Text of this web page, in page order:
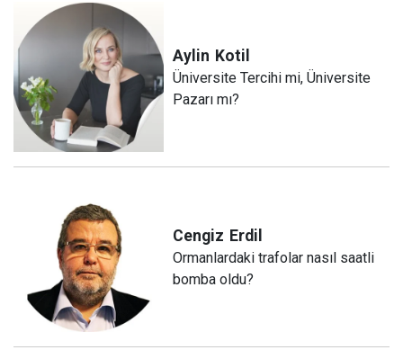
Aylin Kotil
Üniversite Tercihi mi, Üniversite
Pazarı mı?
Cengiz Erdil
Ormanlardaki trafolar nasıl saatli
bomba oldu?